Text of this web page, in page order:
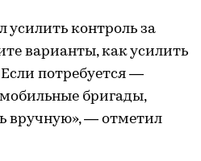
усилить контроль за
варианты, как усилить
потребуется —
бригады,
вручную», — отметил